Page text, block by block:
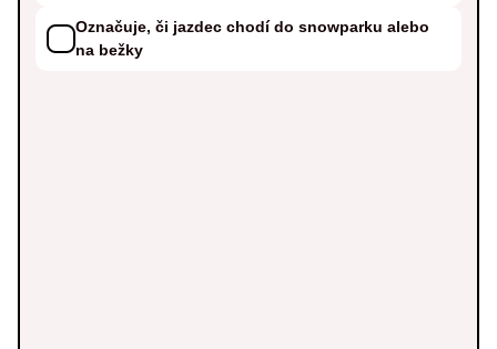
Označuje, či jazdec chodí do snowparku alebo
na bežky